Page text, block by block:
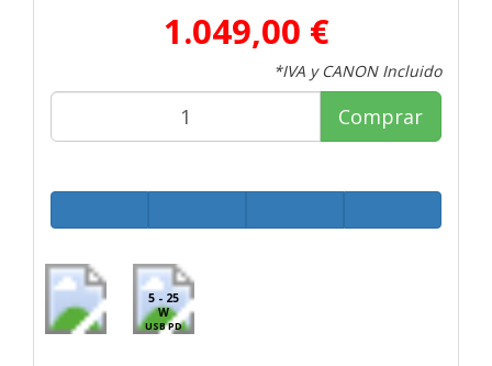
1.049,00 €
*IVA y CANON Incluido
Comprar
5 - 25
W
USB PD